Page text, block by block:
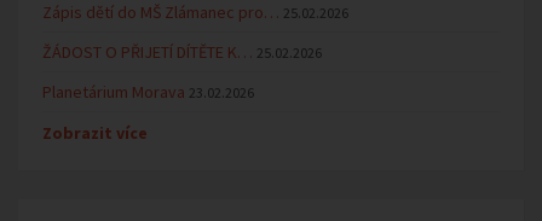
Zápis dětí do MŠ Zlámanec pro… 25.02.2026
ŽÁDOST O PŘIJETÍ DÍTĚTE K… 25.02.2026
Planetárium Morava 23.02.2026
Zobrazit více